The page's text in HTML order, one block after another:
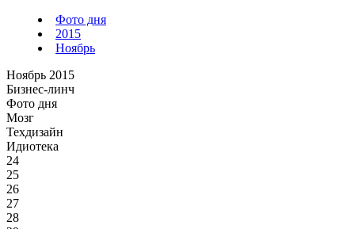
Фото дня
2015
Ноябрь
Ноябрь 2015
Бизнес-линч
Фото дня
Мозг
Техдизайн
Идиотека
24
25
26
27
28